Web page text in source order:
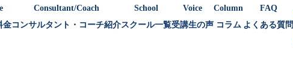
金
Consultant/Coach
コンサルタント・コーチ紹介
School
スクール一覧
Voice
受講生の声
Column
コラム
FAQ
よくある質問